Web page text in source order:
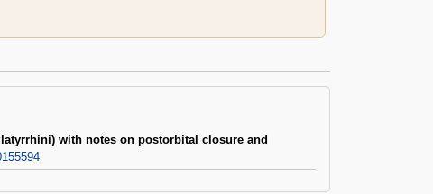
with notes on postorbital closure and